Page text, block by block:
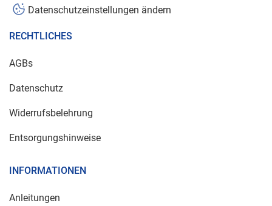
Datenschutzeinstellungen ändern
RECHTLICHES
AGBs
Datenschutz
Widerrufsbelehrung
Entsorgungshinweise
INFORMATIONEN
Anleitungen